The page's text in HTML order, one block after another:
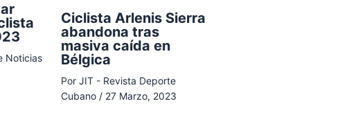
Noticias
Ciclista Arlenis Sierra
abandona tras
masiva caída en
Bélgica
Por JIT - Revista Deporte
Cubano / 27 Marzo, 2023